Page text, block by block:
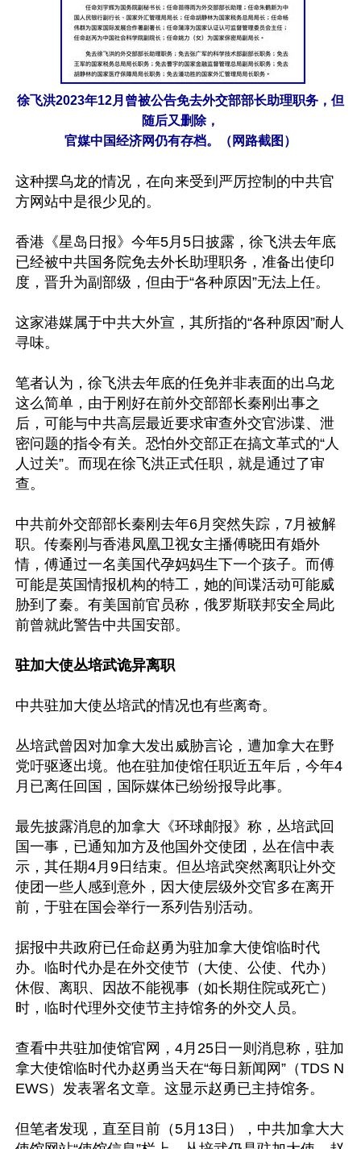
徐飞洪2023年12月曾被公告免去外交部部长助理职务，但
随后又删除，
官媒中国经济网仍有存档。（网路截图）
这种摆乌龙的情况，在向来受到严厉控制的中共官
方网站中是很少见的。
香港《星岛日报》今年5月5日披露，徐飞洪去年底
已经被中共国务院免去外长助理职务，准备出使印
度，晋升为副部级，但由于“各种原因”无法上任。
这家港媒属于中共大外宣，其所指的“各种原因”耐人
寻味。
笔者认为，徐飞洪去年底的任免并非表面的出乌龙
这么简单，由于刚好在前外交部部长秦刚出事之
后，可能与中共高层最近要求审查外交官涉谍、泄
密问题的指令有关。恐怕外交部正在搞文革式的“人
人过关”。而现在徐飞洪正式任职，就是通过了审
查。
中共前外交部部长秦刚去年6月突然失踪，7月被解
职。传秦刚与香港凤凰卫视女主播傅晓田有婚外
情，傅通过一名美国代孕妈妈生下一个孩子。而傅
可能是英国情报机构的特工，她的间谍活动可能威
胁到了秦。有美国前官员称，俄罗斯联邦安全局此
前曾就此警告中共国安部。
驻加大使丛培武诡异离职
中共驻加大使丛培武的情况也有些离奇。
丛培武曾因对加拿大发出威胁言论，遭加拿大在野
党吁驱逐出境。他在驻加使馆任职近五年后，今年4
月已离任回国，国际媒体已纷纷报导此事。
最先披露消息的加拿大《环球邮报》称，丛培武回
国一事，已通知加方及他国外交使团，丛在信中表
示，其任期4月9日结束。但丛培武突然离职让外交
使团一些人感到意外，因大使层级外交官多在离开
前，于驻在国会举行一系列告别活动。
据报中共政府已任命赵勇为驻加拿大使馆临时代
办。临时代办是在外交使节（大使、公使、代办）
休假、离职、因故不能视事（如长期住院或死亡）
时，临时代理外交使节主持馆务的外交人员。
查看中共驻加使馆官网，4月25日一则消息称，驻加
拿大使馆临时代办赵勇当天在“每日新闻网”（TDS N
EWS）发表署名文章。这显示赵勇已主持馆务。
但笔者发现，直至目前（5月13日），中共加拿大大